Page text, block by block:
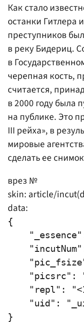
Как стало
останки Гитлера
преступников
в реку Бидериц.
в
черепная кость,
считается,
в 2000 году была
на публике. Это
III рейха», в
мировые
сделать ее
врез №
skin: article/
data:
{
"picsrc":
"repl":
"uid":